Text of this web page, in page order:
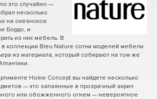
это случайно —
несколько
на океанское
Бордо, и
из них мебель. В
в коллекции Bleu Nature сотни моделей мебели
из материала, который собирают на том же
Home Concept вы найдете несколько
— это запаянные в прозрачный акрил
или обожженного огнем — невероятное